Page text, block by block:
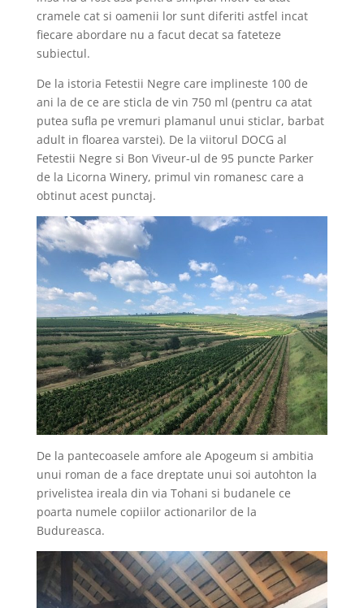
cramele cat si oamenii lor sunt diferiti astfel incat
fiecare abordare nu a facut decat sa fateteze
subiectul.
De la istoria Fetestii Negre care implineste 100 de
ani la de ce are sticla de vin 750 ml (pentru ca atat
putea sufla pe vremuri plamanul unui sticlar, barbat
adult in floarea varstei). De la viitorul DOCG al
Fetestii Negre si Bon Viveur-ul de 95 puncte Parker
de la Licorna Winery, primul vin romanesc care a
obtinut acest punctaj.
De la pantecoasele amfore ale Apogeum si ambitia
unui roman de a face dreptate unui soi autohton la
privelistea ireala din via Tohani si budanele ce
poarta numele copiilor actionarilor de la
Budureasca.